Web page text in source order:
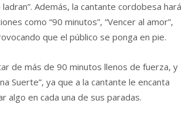
Además, la cantante cordobesa hará
como “90 minutos”, “Vencer al amor”,
que el público se ponga en pie.
de más de 90 minutos llenos de fuerza, y
Suerte”, ya que a la cantante le encanta
algo en cada una de sus paradas.